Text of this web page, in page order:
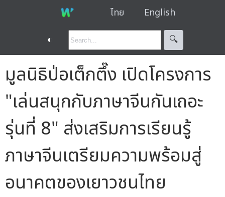
ไทย English
◐ 🔍︎
มูลนิธิป่อเต็กตึ๊ง เปิดโครงการ
"เล่นสนุกกับภาษาจีนกันเถอะ
รุ่นที่ 8" ส่งเสริมการเรียนรู้
ภาษาจีนเตรียมความพร้อมสู่
อนาคตของเยาวชนไทย